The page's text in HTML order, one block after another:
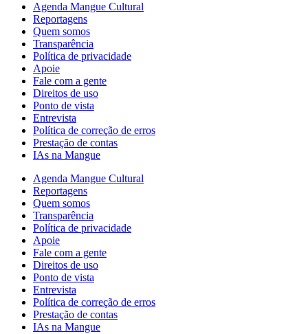
Agenda Mangue Cultural
Reportagens
Quem somos
Transparência
Política de privacidade
Apoie
Fale com a gente
Direitos de uso
Ponto de vista
Entrevista
Política de correção de erros
Prestação de contas
IAs na Mangue
Agenda Mangue Cultural
Reportagens
Quem somos
Transparência
Política de privacidade
Apoie
Fale com a gente
Direitos de uso
Ponto de vista
Entrevista
Política de correção de erros
Prestação de contas
IAs na Mangue